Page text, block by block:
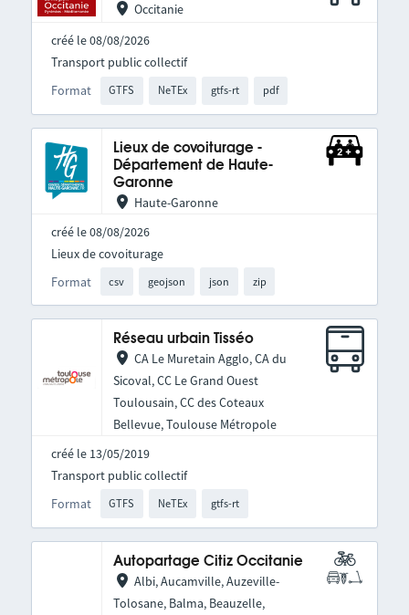
Occitanie
créé le 08/08/2026
Format GTFS NeTEx gtfs-rt pdf
Transport public collectif
Lieux de covoiturage -
Département de Haute-
Garonne
Haute-Garonne
créé le 08/08/2026
Format csv geojson json zip
Lieux de covoiturage
Réseau urbain Tisséo
CA Le Muretain Agglo, CA du
Sicoval, CC Le Grand Ouest
Toulousain, CC des Coteaux
Bellevue, Toulouse Métropole
créé le 13/05/2019
Format GTFS NeTEx gtfs-rt
Transport public collectif
Autopartage Citiz Occitanie
Albi, Aucamville, Auzeville-
Tolosane, Balma, Beauzelle,